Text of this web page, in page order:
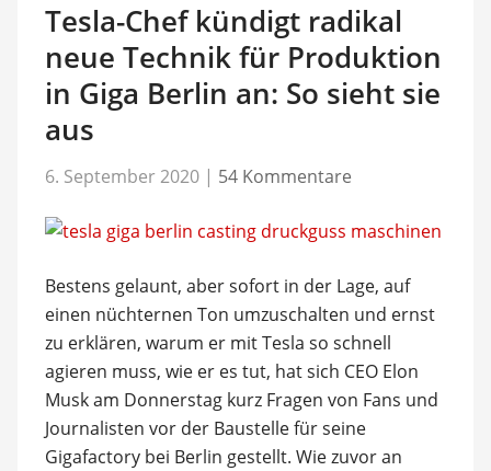
Tesla-Chef kündigt radikal
neue Technik für Produktion
in Giga Berlin an: So sieht sie
aus
6. September 2020 | 54 Kommentare
Bestens gelaunt, aber sofort in der Lage, auf
einen nüchternen Ton umzuschalten und ernst
zu erklären, warum er mit Tesla so schnell
agieren muss, wie er es tut, hat sich CEO Elon
Musk am Donnerstag kurz Fragen von Fans und
Journalisten vor der Baustelle für seine
Gigafactory bei Berlin gestellt. Wie zuvor an